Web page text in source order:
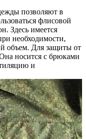
позволяют в
флисовой
Здесь имеется
необходимости,
объем. Для защиты от
Она носится с брюками
и